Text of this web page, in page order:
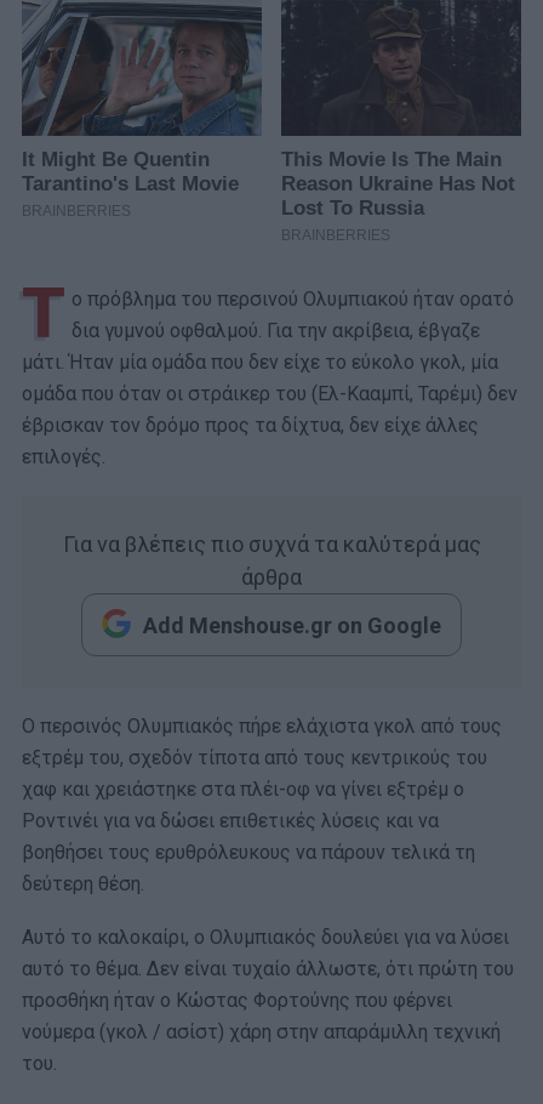
Τ ο πρόβλημα του περσινού Ολυμπιακού ήταν ορατό
δια γυμνού οφθαλμού. Για την ακρίβεια, έβγαζε
μάτι. Ήταν μία ομάδα που δεν είχε το εύκολο γκολ, μία
ομάδα που όταν οι στράικερ του (Ελ-Κααμπί, Ταρέμι) δεν
έβρισκαν τον δρόμο προς τα δίχτυα, δεν είχε άλλες
επιλογές.
Για να βλέπεις πιο συχνά τα καλύτερά μας
άρθρα
Add Menshouse.gr on Google
Ο περσινός Ολυμπιακός πήρε ελάχιστα γκολ από τους
εξτρέμ του, σχεδόν τίποτα από τους κεντρικούς του
χαφ και χρειάστηκε στα πλέι-οφ να γίνει εξτρέμ ο
Ροντινέι για να δώσει επιθετικές λύσεις και να
βοηθήσει τους ερυθρόλευκους να πάρουν τελικά τη
δεύτερη θέση.
Αυτό το καλοκαίρι, ο Ολυμπιακός δουλεύει για να λύσει
αυτό το θέμα. Δεν είναι τυχαίο άλλωστε, ότι πρώτη του
προσθήκη ήταν ο Κώστας Φορτούνης που φέρνει
νούμερα (γκολ / ασίστ) χάρη στην απαράμιλλη τεχνική
του.